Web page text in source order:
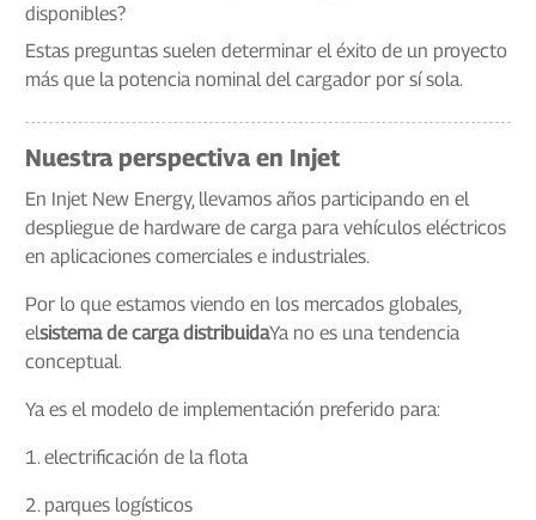
disponibles?
Estas preguntas suelen determinar el éxito de un proyecto
más que la potencia nominal del cargador por sí sola.
Nuestra perspectiva en Injet
En Injet New Energy, llevamos años participando en el
despliegue de hardware de carga para vehículos eléctricos
en aplicaciones comerciales e industriales.
Por lo que estamos viendo en los mercados globales,
elsistema de carga distribuidaYa no es una tendencia
conceptual.
Ya es el modelo de implementación preferido para:
1. electrificación de la flota
2. parques logísticos